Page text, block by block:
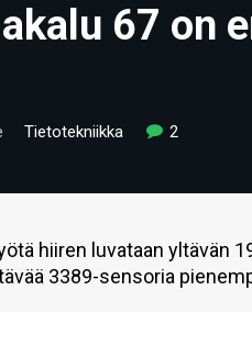
67 on
Tietotekniikka 2
hiiren luvataan yltävän
3389-sensoria